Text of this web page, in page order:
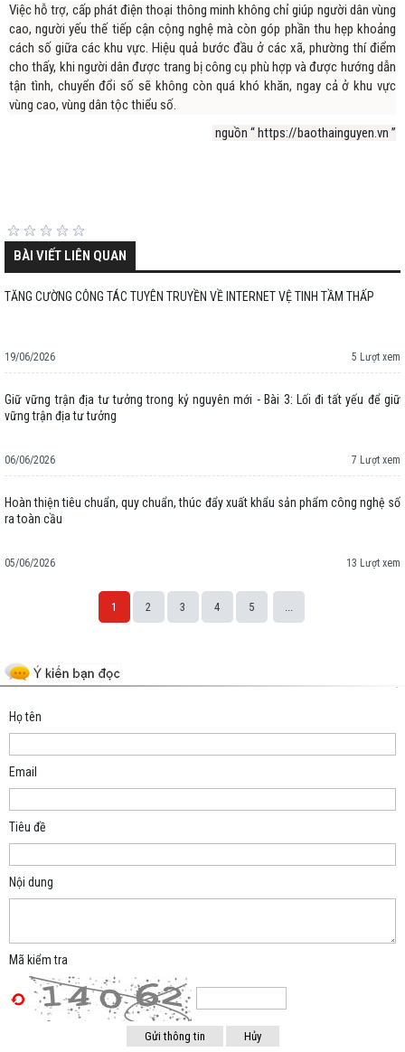
Việc hỗ trợ, cấp phát điện thoại thông minh không chỉ giúp người dân vùng
cao, người yếu thế tiếp cận cộng nghệ mà còn góp phần thu hẹp khoảng
cách số giữa các khu vực. Hiệu quả bước đầu ở các xã, phường thí điểm
cho thấy, khi người dân được trang bị công cụ phù hợp và được hướng dẫn
tận tình, chuyển đổi số sẽ không còn quá khó khăn, ngay cả ở khu vực
vùng cao, vùng dân tộc thiểu số.
nguồn “ https://baothainguyen.vn ”
BÀI VIẾT LIÊN QUAN
TĂNG CƯỜNG CÔNG TÁC TUYÊN TRUYỀN VỀ INTERNET VỆ TINH TẦM THẤP
19/06/2026 5 Lượt xem
Giữ vững trận địa tư tưởng trong kỷ nguyên mới - Bài 3: Lối đi tất yếu để giữ
vững trận địa tư tưởng
06/06/2026 7 Lượt xem
Hoàn thiện tiêu chuẩn, quy chuẩn, thúc đẩy xuất khẩu sản phẩm công nghệ số
ra toàn cầu
05/06/2026 13 Lượt xem
1 2 3 4 5
Họ tên
Email
Tiêu đề
Nội dung
Mã kiểm tra